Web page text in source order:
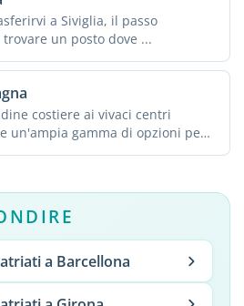
a Siviglia, il passo
un posto dove ...
costiere ai vivaci centri
un'ampia gamma di opzioni per
a Barcellona